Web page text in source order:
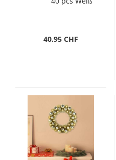
40.95 CHF